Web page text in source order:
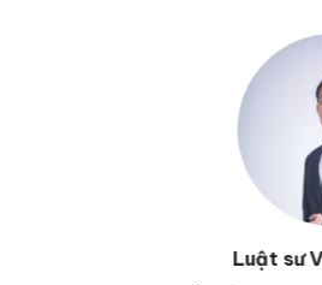
Luật sư Vũ